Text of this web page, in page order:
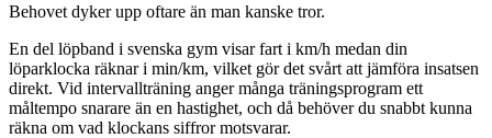
Behovet dyker upp oftare än man kanske tror.
En del löpband i svenska gym visar fart i km/h medan din
löparklocka räknar i min/km, vilket gör det svårt att jämföra insatsen
direkt. Vid intervallträning anger många träningsprogram ett
måltempo snarare än en hastighet, och då behöver du snabbt kunna
räkna om vad klockans siffror motsvarar.